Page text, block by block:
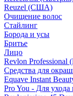
Reuzel (США)
Очищение волос
Стайлинг
Борода и усы
Бритье
Лицо
Revlon Professional
Средства для
Equave Instant
Pro You - Для ухода